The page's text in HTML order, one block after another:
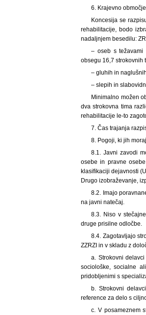
6. Krajevno
Koncesija se
rehabilitacije, bodo
nadaljnjem besedilu:
– oseb s težavami
obsegu 16,7 strokovnih
– gluhih in
– slepih in
Minimalno možen
dva strokovna tima
rehabilitacije le-to
7. Čas trajanja
8. Pogoji, ki jih
8.1. Javni zavodi
osebe in pravne
klasifikaciji dejavnosti
Drugo izobraževanje,
8.2. Imajo
na javni natečaj.
8.3. Niso v
druge prisilne odločbe.
8.4. Zagotavljajo
ZZRZI in v skladu z
a. Strokovni
sociološke, socialne
pridobljenimi s
b. Strokovni
reference za delo s
c. V posameznem